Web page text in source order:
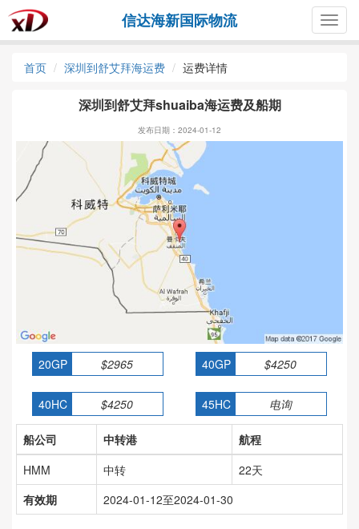
信达海新国际物流
首页 深圳到舒艾拜海运费 运费详情
深圳到舒艾拜shuaiba海运费及船期
发布日期：2024-01-12
20GP $2965 40GP $4250
40HC $4250 45HC 电询
船公司 中转港
航程
HMM
中转
22天
有效期
2024-01-12至2024-01-30